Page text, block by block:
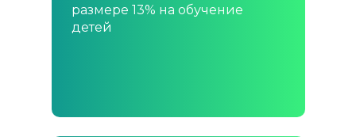
размере 13% на обучение
детей
размере 13% на обучение
детей